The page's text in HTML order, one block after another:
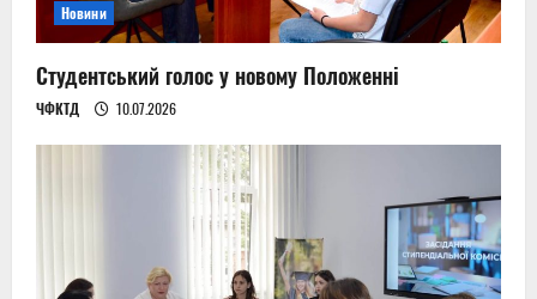
Новини
Студентський голос у новому Положенні
ЧФКТД 10.07.2026